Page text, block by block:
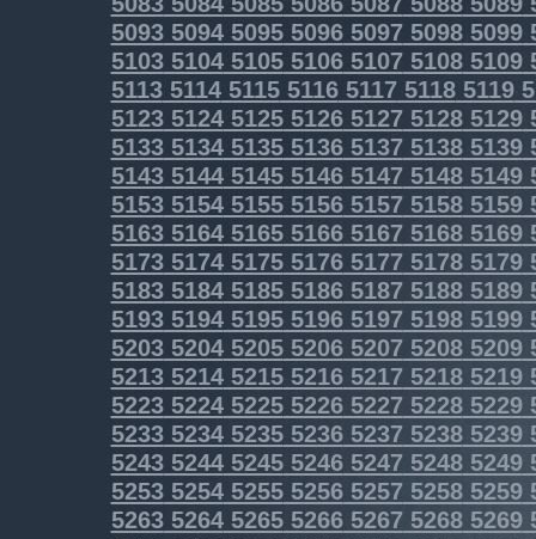
5093509450955096509750985099
5103510451055106510751085109
5113511451155116511751185119
5123512451255126512751285129
5133513451355136513751385139
5143514451455146514751485149
5153515451555156515751585159
5163516451655166516751685169
5173517451755176517751785179
5183518451855186518751885189
51935194519551965197 51985199
52035204520552065207 52085209
5213521452155216521752185219
52235224522552265227 52285229
52335234523552365237 52385239
52435244524552465247 52485249
52535254525552565257 52585259
52635264526552665267 52685269